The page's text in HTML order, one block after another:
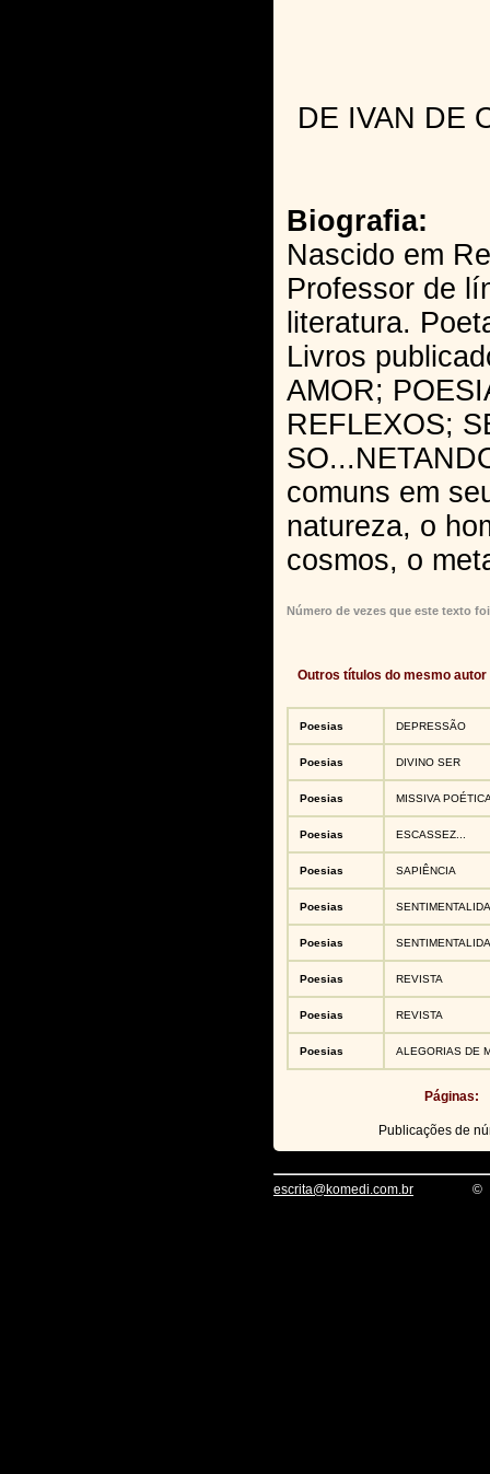
DE IVAN DE
Biografia:
Nascido em
Professor de
literatura.
Livros
AMOR;
REFLEXOS;
comuns em
natureza, o
cosmos, o
Número de vezes que este texto
Outros títulos do mesmo autor
Poesias DEPRESSÃO
Poesias DIVINO SER
Poesias MISSIVA
Poesias ESCASSEZ...
Poesias SAPIÊNCIA
Poesias
Poesias
Poesias REVISTA
Poesias REVISTA
Poesias ALEGORIAS DE
Páginas:
Publicações de
escrita@komedi.com.br ©